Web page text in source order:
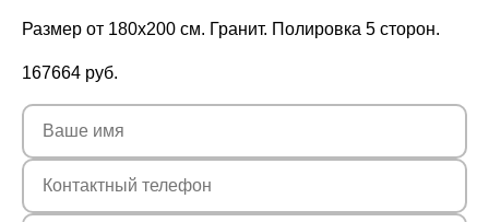
Размер от 180х200 см. Гранит. Полировка 5 сторон.
167664 руб.